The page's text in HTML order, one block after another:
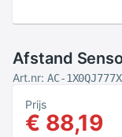
Afstand
Art.nr: AC-
Prijs
€ 88,19